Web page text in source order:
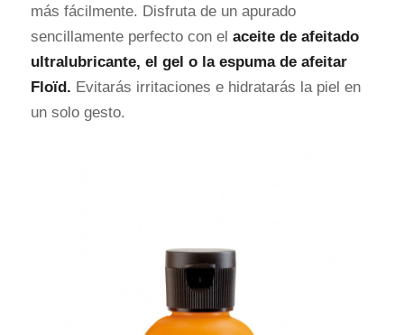
más fácilmente. Disfruta de un apurado
sencillamente perfecto con el aceite de afeitado
ultralubricante, el gel o la espuma de afeitar
Floïd. Evitarás irritaciones e hidratarás la piel en
un solo gesto.